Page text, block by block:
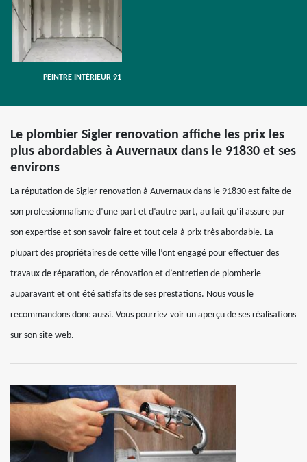
PEINTRE INTÉRIEUR 91
Le plombier Sigler renovation affiche les prix les
plus abordables à Auvernaux dans le 91830 et ses
environs
La réputation de Sigler renovation à Auvernaux dans le 91830 est faite de
son professionnalisme d’une part et d’autre part, au fait qu’il assure par
son expertise et son savoir-faire et tout cela à prix très abordable. La
plupart des propriétaires de cette ville l’ont engagé pour effectuer des
travaux de réparation, de rénovation et d’entretien de plomberie
auparavant et ont été satisfaits de ses prestations. Nous vous le
recommandons donc aussi. Vous pourriez voir un aperçu de ses réalisations
sur son site web.